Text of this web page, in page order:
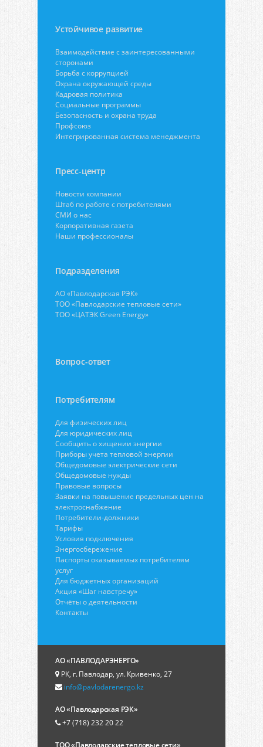
Устойчивое развитие
Взаимодействие с заинтересованными
сторонами
Борьба с коррупцией
Охрана окружающей среды
Кадровая политика
Социальные программы
Безопасность и охрана труда
Профсоюз
Интегрированная система менеджмента
Пресс-центр
Новости компании
Штаб по работе с потребителями
СМИ о нас
Корпоративная газета
Наши профессионалы
Подразделения
АО «Павлодарская РЭК»
ТОО «Павлодарские тепловые сети»
ТОО «ЦАТЭК Green Energy»
Вопрос-ответ
Потребителям
Для физических лиц
Для юридических лиц
Сообщить о хищении энергии
Приборы учета тепловой энергии
Общедомовые электрические сети
Общедомовые нужды
Правовые вопросы
Заявки на повышение предельных цен на
электроснабжение
Потребители-должники
Тарифы
Условия подключения
Энергосбережение
Паспорты оказываемых потребителям
услуг
Для бюджетных организаций
Акция «Шаг навстречу»
Отчёты о деятельности
Контакты
АО «ПАВЛОДАРЭНЕРГО»
РК, г. Павлодар, ул. Кривенко, 27
info@pavlodarenergo.kz
АО «Павлодарская РЭК»
+7 (718) 232 20 22
ТОО «Павлодарские тепловые сети»